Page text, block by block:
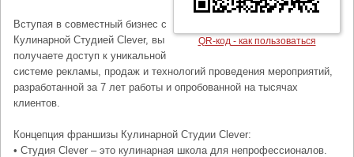
QR-код - как пользоваться
Вступая в совместный бизнес с
Кулинарной Студией Clever, вы
получаете доступ к уникальной
системе рекламы, продаж и технологий проведения мероприятий,
разработанной за 7 лет работы и опробованной на тысячах
клиентов.
Концепция франшизы Кулинарной Студии Clever:
• Студия Clever – это кулинарная школа для непрофессионалов.